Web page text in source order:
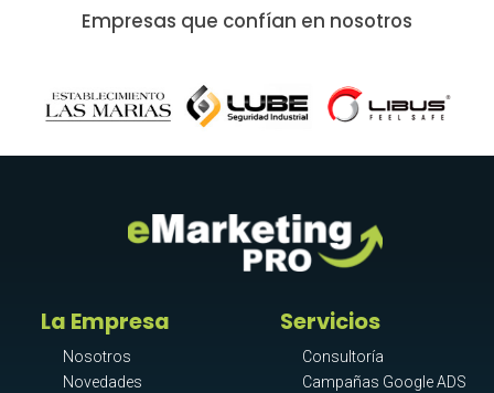
Empresas que confían en nosotros
La Empresa
Nosotros
Novedades
Servicios
Consultoría
Campañas Google ADS